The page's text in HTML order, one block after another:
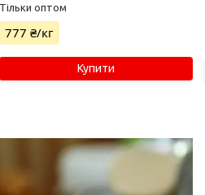
Тільки оптом
777 ₴/кг
Купити